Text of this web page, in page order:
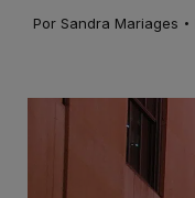
Por Sandra Mariages ·